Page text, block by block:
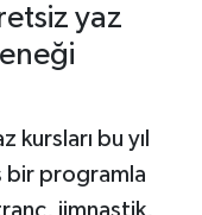
yaz
bu yıl
bir programla
jimnastik,